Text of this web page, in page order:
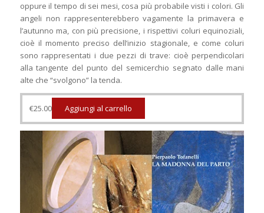
oppure il tempo di sei mesi, cosa più probabile visti i colori. Gli
angeli non rappresenterebbero vagamente la primavera e
l’autunno ma, con più precisione, i rispettivi coluri equinoziali,
cioè il momento preciso dell’inizio stagionale, e come coluri
sono rappresentati i due pezzi di trave: cioè perpendicolari
alla tangente del punto del semicerchio segnato dalle mani
alte che “svolgono” la tenda.
€25.00 Aggiungi al carrello